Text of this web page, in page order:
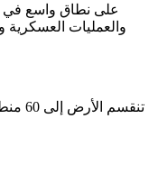
والعمليات العسكرية